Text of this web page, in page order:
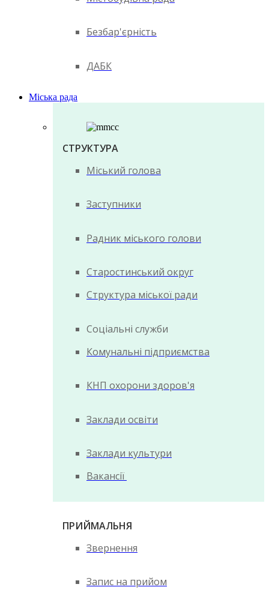
Безбар'єрність
ДАБК
Міська рада
СТРУКТУРА
Міський голова
Заступники
Радник міського голови
Старостинський округ
Структура міської ради
Соціальні служби
Комунальні підприємства
КНП охорони здоров'я
Заклади освіти
Заклади культури
Вакансії
ПРИЙМАЛЬНЯ
Звернення
Запис на прийом